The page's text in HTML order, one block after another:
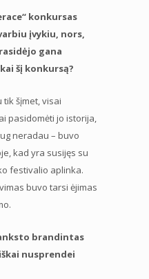
konkursas
įvykiu, nors,
gana
šį konkursą?
šįmet, visai
pasidomėti jo istorija,
neradau – buvo
kad yra susijęs su
festivalio aplinka.
buvo tarsi ėjimas
brandintas
nusprendei